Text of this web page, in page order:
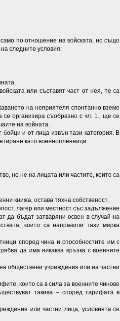
по отношение на войската, но също
следните условия:
или съставят част от нея, те са
на неприятеля спонтанно вземе
организира съобразно с чл. 1., ще се
на войната.
и от лица извън тази категория. В
като военнопленници.
но не на лицата или частите, които са
книжа, остава тяхна собственост.
лагер или местност със задължение
да бъдат затваряни освен в случай на
които са направили тази мярка
според чина и способностите им с
да има никаква връзка с военните
учреждения или на частни
които са в сила за военните чинове
такива – според тарифата в
или частни лица, условията се